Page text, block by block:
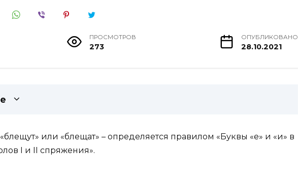
ПРОСМОТРОВ
273
ОПУБЛИКОВАНО
28.10.2021
или «блещат» – определяется правилом «Буквы «е» и «и» в
I и II спряжения».